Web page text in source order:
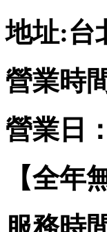
地址:台
營業時
營業日
【全年